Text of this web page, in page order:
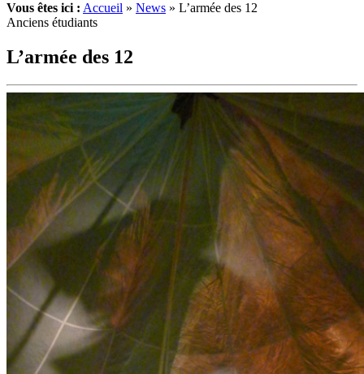
Vous êtes ici : Accueil » News » L’armée des 12
Anciens étudiants
L’armée des 12